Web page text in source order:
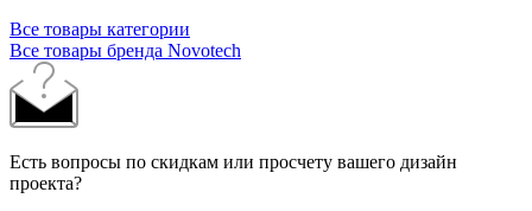
Все товары категории
Все товары бренда Novotech
Есть вопросы по скидкам или просчету вашего дизайн
проекта?